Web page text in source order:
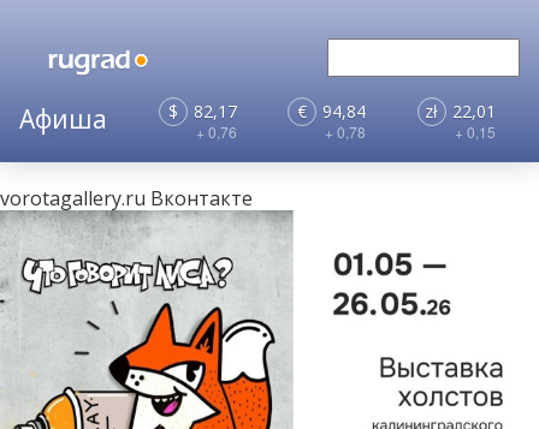
$ 82,17
+ 0,76
€ 94,84
+ 0,78
zł 22,01
+ 0,15
vorotagallery.ru Вконтакте